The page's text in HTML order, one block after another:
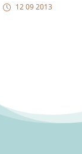
12 09 2013